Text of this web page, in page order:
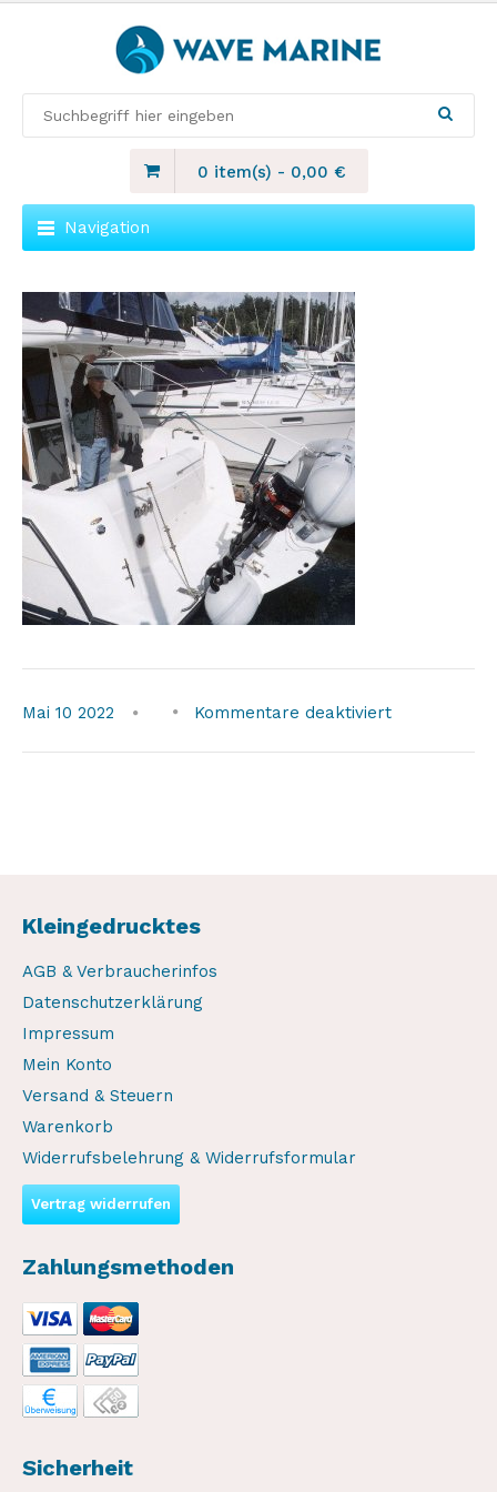
0 item(s) - 0,00 €
Navigation
Mai 10 2022 Kommentare deaktiviertfür
Kleingedrucktes
AGB & Verbraucherinfos
Datenschutzerklärung
Impressum
Mein Konto
Versand & Steuern
Warenkorb
Widerrufsbelehrung & Widerrufsformular
Vertrag widerrufen
Zahlungsmethoden
Sicherheit